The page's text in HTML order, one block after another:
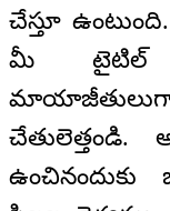
చేస్తూ
మీ టైటిల్
చేతులెత్తండి.